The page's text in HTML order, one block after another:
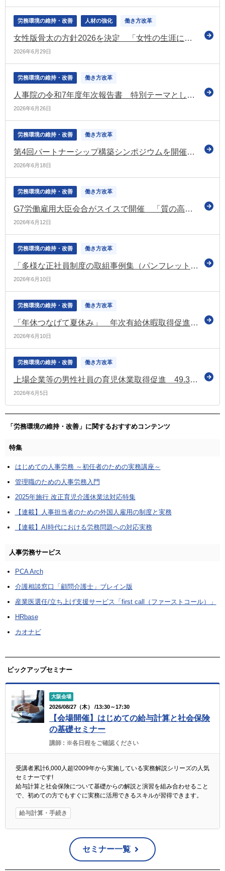
労務環境の維持・改善 人材の強化 働き方改革
女性版骨太の方針2026を決定 「女性の生涯にわたる健康支援」「戦略分野における女性活躍」などの取組を強化
2026年6月29日
労務環境の維持・改善 働き方改革
人事院の令和7年度年次報告書 特別テーマとして「転勤の現状と今後」を取り上げる
2026年6月26日
労務環境の維持・改善 働き方改革
第4回パートナーシップ構築シンポジウムを開催 優良な取組事例を表彰 受賞企業のプレゼンも（経産省）
2026年6月18日
労務環境の維持・改善 働き方改革
G7労働雇用大臣会合がスイスで開催 「質の高い雇用の促進」及び「ディーセント・ワークの強化」の2つを主要目標として議論（厚労省）
2026年6月12日
労務環境の維持・改善 働き方改革
「多様な正社員制度の取組事例集（パンフレット）」を更新（多様な働き方の実現応援サイト）
2026年6月10日
労務環境の維持・改善 働き方改革
「年休つなげて夏休み」 年次有給休暇取得促進特設サイトを更新（令和8年6月）（働き方・休み方改善ポータルサイト）
2026年6月10日
労務環境の維持・改善 働き方改革
上場企業等の男性社員の育児休業取得促進 49.3％の企業が実施など（労務行政研究所の調査）
2026年6月5日
「労務環境の維持・改善」に関するおすすめコンテンツ
特集
はじめての人事労務 ～初任者のための実務講座～
管理職のための人事労務入門
2025年施行 改正育児介護休業法対応特集
【連載】人事担当者のための外国人雇用の制度と実務
【連載】AI時代における労務問題への対応実務
人事労務サービス
PCA Arch
介護相談窓口「顧問介護士」ブレイン版
産業医選任/立ち上げ支援サービス「first call（ファーストコール）」
HRbase
カオナビ
ピックアップセミナー
大阪会場
2026/08/27（木） /13:30～17:30
【会場開催】はじめての給与計算と社会保険
の基礎セミナー
講師 : ※各日程をご確認ください
受講者累計6,000人超!2009年から実施している実務解説シリーズの人気
セミナーです!
給与計算と社会保険について基礎からの解説と演習を組み合わせること
で、初めての方でもすぐに実務に活用できるスキルが習得できます。
給与計算・手続き
セミナー一覧